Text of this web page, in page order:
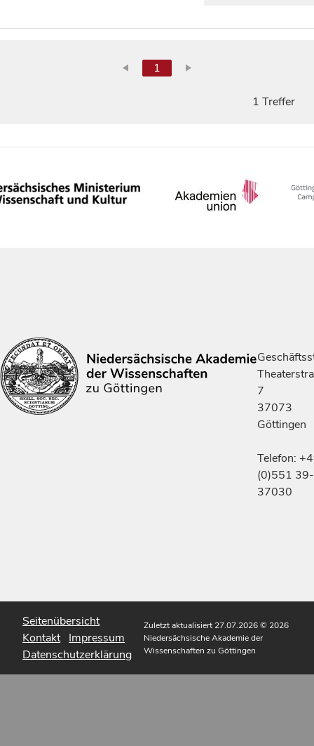
1
1 Treffer
7
37073
Göttingen
Telefon:
(0)551 39-
37030
Seitenübersicht
Kontakt Impressum
Datenschutzerklärung
Zuletzt aktualisiert 27.07.2026© 2026
Niedersächsische Akademie der
Wissenschaften zu Göttingen